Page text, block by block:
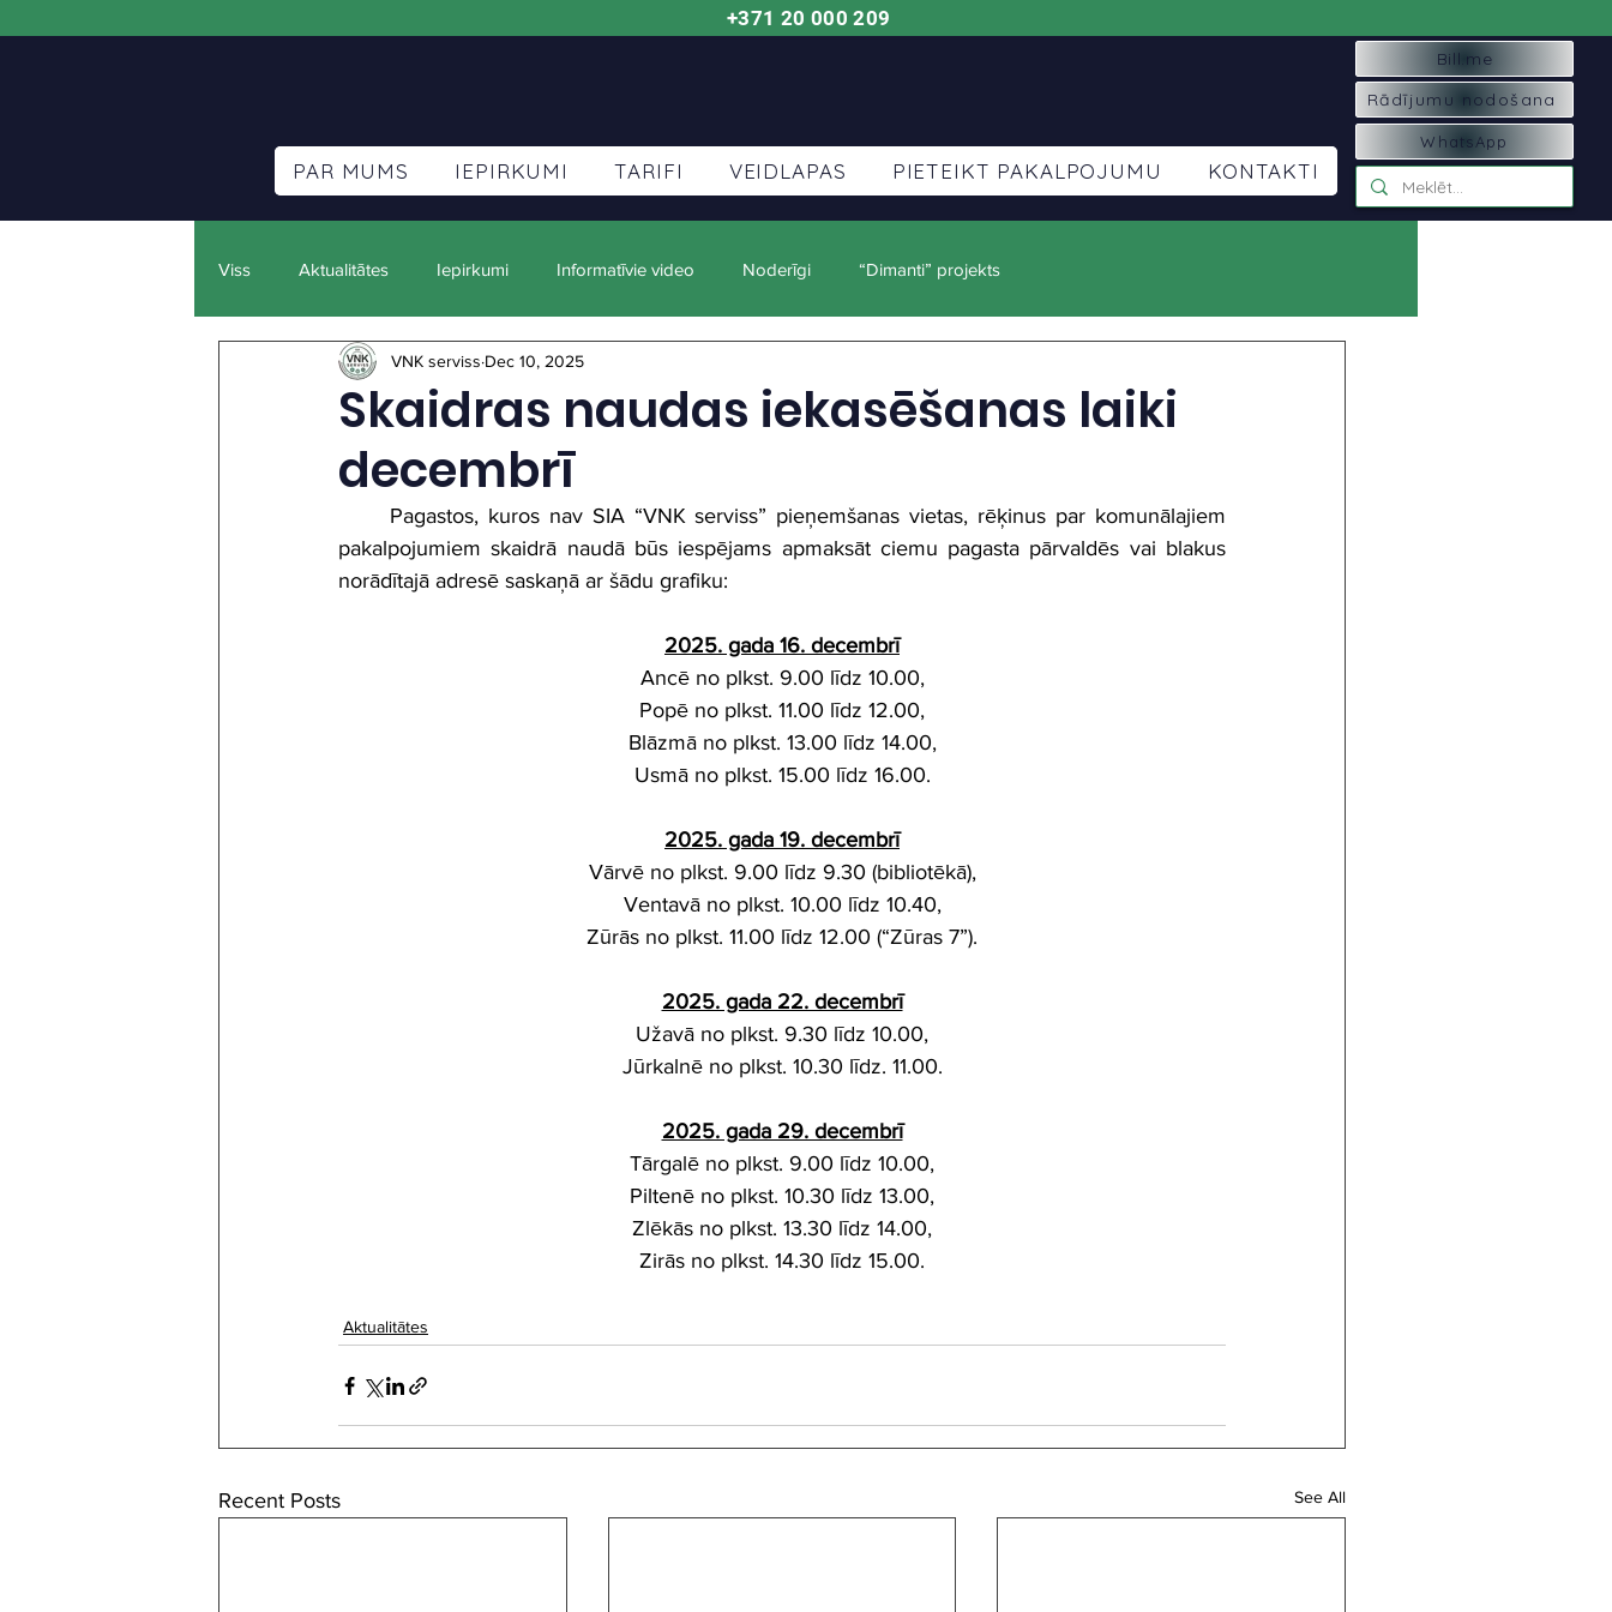
+371 20 000 209
PAR MUMS IEPIRKUMI TARIFI VEIDLAPAS PIETEIKT PAKALPOJUMU KONTAKTI
Bill.me
Rādījumu nodošana
WhatsApp
Viss Aktualitātes Iepirkumi Informatīvie video Noderīgi “Dimanti” projekts
Skaidras naudas iekasēšanas laiki
decembrī
VNK serviss Dec 10, 2025
pakalpojumiem skaidrā naudā būs iespējams apmaksāt ciemu pagasta pārvaldēs vai blakus
norādītajā adresē saskaņā ar šādu grafiku:
2025. gada 16. decembrī
Ancē no plkst. 9.00 līdz 10.00,
Popē no plkst. 11.00 līdz 12.00,
Blāzmā no plkst. 13.00 līdz 14.00,
Usmā no plkst. 15.00 līdz 16.00.
2025. gada 19. decembrī
Vārvē no plkst. 9.00 līdz 9.30 (bibliotēkā),
Ventavā no plkst. 10.00 līdz 10.40,
Zūrās no plkst. 11.00 līdz 12.00 (“Zūras 7”).
2025. gada 22. decembrī
Užavā no plkst. 9.30 līdz 10.00,
Jūrkalnē no plkst. 10.30 līdz. 11.00.
2025. gada 29. decembrī
Tārgalē no plkst. 9.00 līdz 10.00,
Piltenē no plkst. 10.30 līdz 13.00,
Zlēkās no plkst. 13.30 līdz 14.00,
Zirās no plkst. 14.30 līdz 15.00.
Aktualitātes
Recent Posts See All